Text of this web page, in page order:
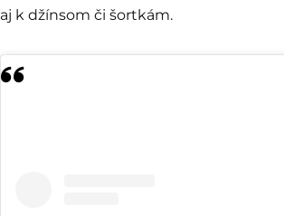
aj k džínsom či šortkám.